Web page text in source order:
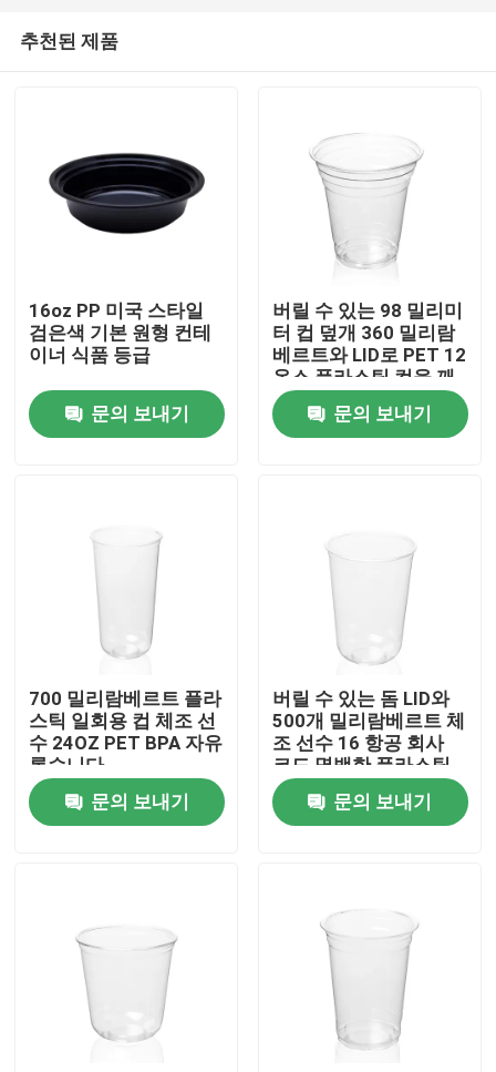
집
회사 소개
공장 견학
품질 관리
케이스
추천된 제품
16oz PP 미국 스타일
검은색 기본 원형 컨테
이너 식품 등급
문의 보내기
버릴 수 있는 98 밀리미
터 컵 덮개 360 밀리람
베르트와 LID로 PET 12
온스 플라스틱 컵을 깨
끗이 하세요
문의 보내기
700 밀리람베르트 플라
스틱 일회용 컵 체조 선
수 24OZ PET BPA 자유
롭습니다
문의 보내기
버릴 수 있는 돔 LID와
500개 밀리람베르트 체
조 선수 16 항공 회사
코드 명백한 플라스틱
컵
문의 보내기